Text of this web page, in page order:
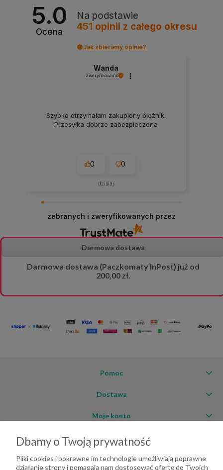
5.0
Ocena
Na podstawie
451 opinii z całego okresu
Jak zbieramy opinie?
Wanda
zweryfikowano
Szybko otrzymałam zakupiony bieżnik.
Przesyłka dobrze zabezpieczona
0 0
dzisiaj
zebranych i zweryfikowanych przez
Darmowa dostawa
Darmowa dostawa (Paczkomaty InPost) już od
200,00 zł.
Pomoc
Dostawa
Moje konto
Dbamy o Twoją prywatność
Pliki cookies i pokrewne im technologie umożliwiają poprawne
działanie strony i pomagają nam dostosować ofertę do Twoich